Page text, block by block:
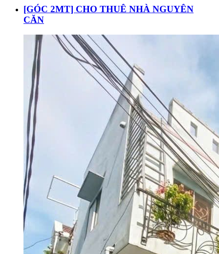
[GÓC 2MT] CHO THUÊ NHÀ NGUYÊN
CĂN